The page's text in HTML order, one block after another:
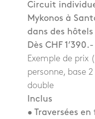
Circuit
Mykonos à
dans des
Dès CHF 1’390.-
Exemple de prix
personne, base
double
Inclus
• Traversées